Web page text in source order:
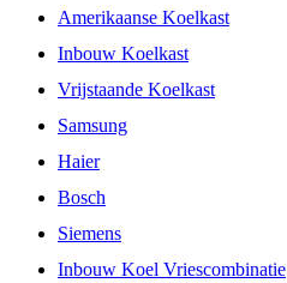
Amerikaanse Koelkast
Inbouw Koelkast
Vrijstaande Koelkast
Samsung
Haier
Bosch
Siemens
Inbouw Koel Vriescombinatie